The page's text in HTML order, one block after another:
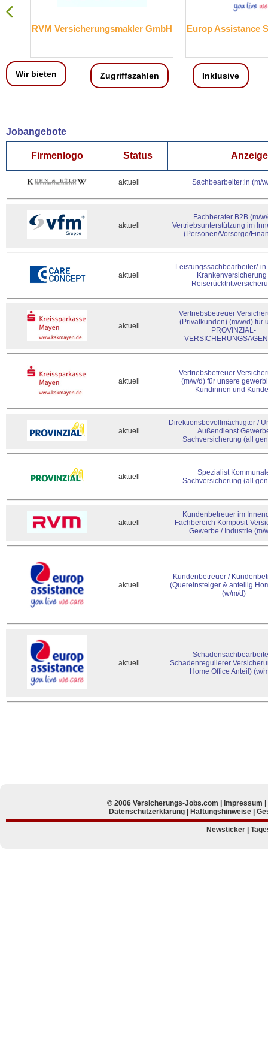
RVM Versicherungsmakler GmbH Europ Assistance
Wir bieten Zugriffszahlen Inklusive
Jobangebote
Firmenlogo Status
aktuell Sachbearbeiter:in (m/
aktuell
Fachberater B2B (m/
Vertriebsunterstützung im
(Personen/Vorsorge/
aktuell
Leistungssachbearbeiter/-in
Krankenversicherung
aktuell
Vertriebsbetreuer
(Privatkunden) (m/w/d) für
PROVINZIAL-
aktuell
Vertriebsbetreuer
(m/w/d) für unsere
Kundinnen und
aktuell
Direktionsbevollmächtigter /
Außendienst
Sachversicherung (all
aktuell
Spezialist
Sachversicherung (all
aktuell
Kundenbetreuer im
Fachbereich Komposit-
Gewerbe / Industrie (m/
aktuell
Kundenbetreuer /
(Quereinsteiger & anteilig
(w/m/d)
aktuell
Schadenregulierer
Home Office Anteil) (w/
© 2006 Versicherungs-Jobs.com | Impressum
Datenschutzerklärung
Haftungshinweise
Newsticker |